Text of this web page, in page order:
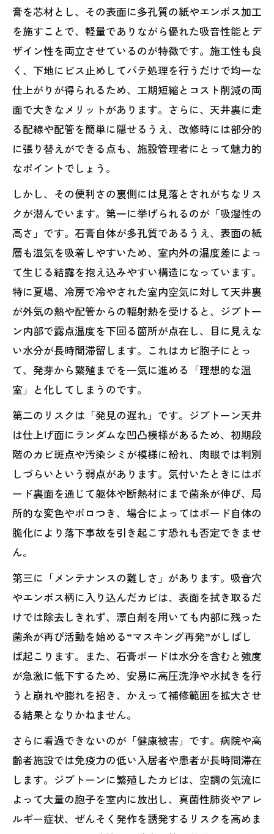
膏を芯材とし、その表面に多孔質の紙やエンボス加工
を施すことで、軽量でありながら優れた吸音性能とデ
ザイン性を両立させているのが特徴です。施工性も良
く、下地にビス止めしてパテ処理を行うだけで均一な
仕上がりが得られるため、工期短縮とコスト削減の両
面で大きなメリットがあります。さらに、天井裏に走
る配線や配管を簡単に隠せるうえ、改修時には部分的
に張り替えができる点も、施設管理者にとって魅力的
なポイントでしょう。
しかし、その便利さの裏側には見落とされがちなリス
クが潜んでいます。第一に挙げられるのが「吸湿性の
高さ」です。石膏自体が多孔質であるうえ、表面の紙
層も湿気を吸着しやすいため、室内外の温度差によっ
て生じる結露を抱え込みやすい構造になっています。
特に夏場、冷房で冷やされた室内空気に対して天井裏
が外気の熱や配管からの輻射熱を受けると、ジプトー
ン内部で露点温度を下回る箇所が点在し、目に見えな
い水分が長時間滞留します。これはカビ胞子にとっ
て、発芽から繁殖までを一気に進める「理想的な温
室」と化してしまうのです。
第二のリスクは「発見の遅れ」です。ジプトーン天井
は仕上げ面にランダムな凹凸模様があるため、初期段
階のカビ斑点や汚染シミが模様に紛れ、肉眼では判別
しづらいという弱点があります。気付いたときにはボ
ード裏面を通じて躯体や断熱材にまで菌糸が伸び、局
所的な変色やボロつき、場合によってはボード自体の
脆化により落下事故を引き起こす恐れも否定できませ
ん。
第三に「メンテナンスの難しさ」があります。吸音穴
やエンボス柄に入り込んだカビは、表面を拭き取るだ
けでは除去しきれず、漂白剤を用いても内部に残った
菌糸が再び活動を始める“マスキング再発”がしばし
ば起こります。また、石膏ボードは水分を含むと強度
が急激に低下するため、安易に高圧洗浄や水拭きを行
うと崩れや膨れを招き、かえって補修範囲を拡大させ
る結果となりかねません。
さらに看過できないのが「健康被害」です。病院や高
齢者施設では免疫力の低い入居者や患者が長時間滞在
します。ジプトーンに繁殖したカビは、空調の気流に
よって大量の胞子を室内に放出し、真菌性肺炎やアレ
ルギー症状、ぜんそく発作を誘発するリスクを高めま